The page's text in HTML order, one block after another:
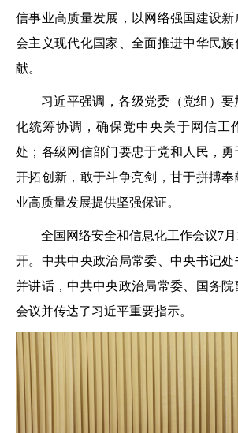
信事业高质量发展，以网络强国建设
会主义现代化国家、全面推进中华民
献。
习近平强调，各级党委（党组）
化统筹协调，确保党中央关于网信工
处；各级网信部门要忠于党和人民，
开拓创新，敢于斗争亮剑，甘于拼搏
业高质量发展提供坚强保证。
全国网络安全和信息化工作会议7
开。中共中央政治局常委、中央书记
并讲话，中共中央政治局常委、国务
会议并传达了习近平重要指示。